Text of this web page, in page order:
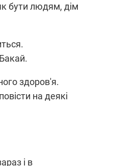
бути людям, дім
здоров'я.
на деякі
і в